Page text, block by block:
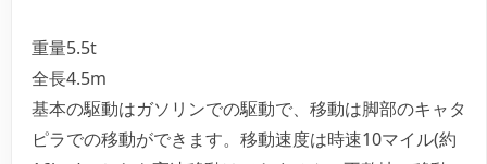
重量5.5t
全長4.5m
基本の駆動はガソリンでの駆動で、移動は脚部のキャタ
ピラでの移動ができます。移動速度は時速10マイル(約